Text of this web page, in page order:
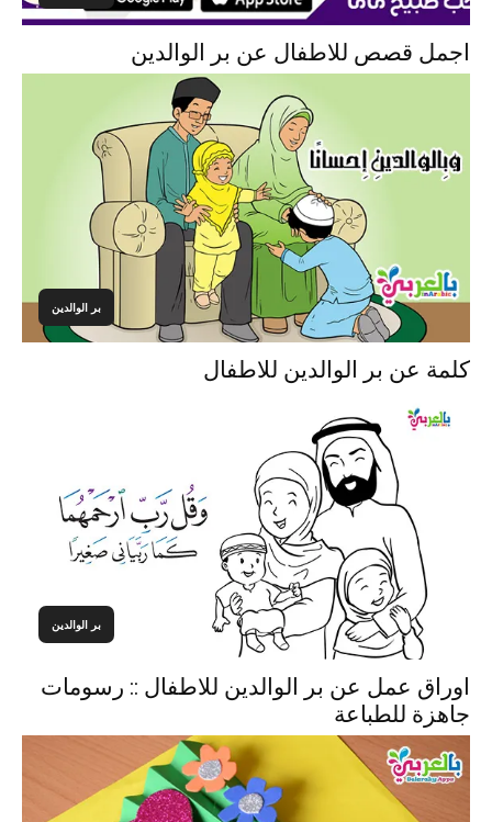
اجمل قصص للاطفال عن بر الوالدين
بر الوالدين
كلمة عن بر الوالدين للاطفال
بر الوالدين
اوراق عمل عن بر الوالدين للاطفال :: رسومات
جاهزة للطباعة